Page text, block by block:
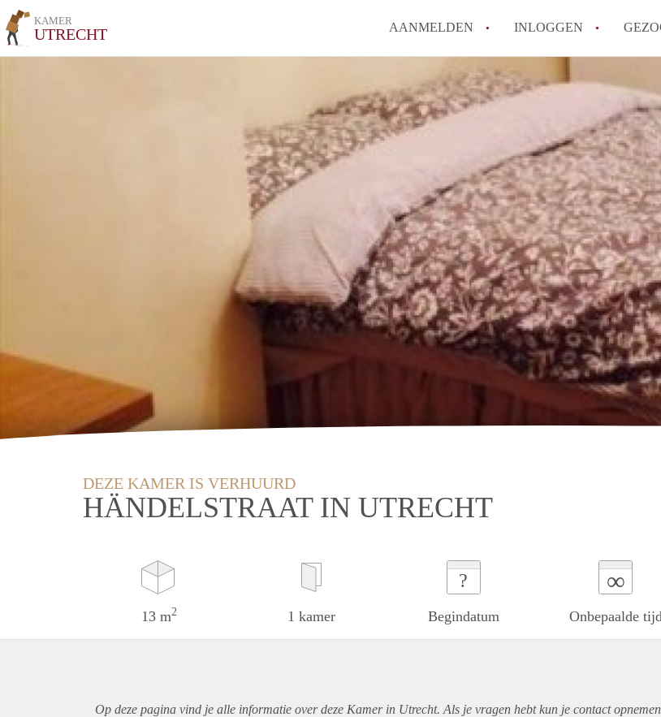
KAMER
UTRECHT AANMELDEN INLOGGEN
Hoe vind ik snel
Hoe moeilijk is
Tips: om in
Hoe werkt
How to
Alle
DEZE KAMER IS VERHUURD
HÄNDELSTRAAT IN UTRECHT
13 m2 1 kamer
?
Begindatum
∞
Onbepaalde tijd
Op deze pagina vind je alle informatie over deze Kamer in Utrecht. Als je vragen hebt kun je contact